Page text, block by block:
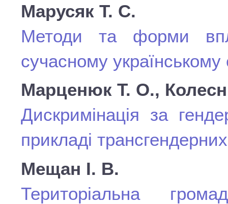
Марусяк Т. С.
Методи та форми
сучасному українському
Марценюк Т. О.,
Дискримінація за
прикладі
Мещан І. В.
Територіальна